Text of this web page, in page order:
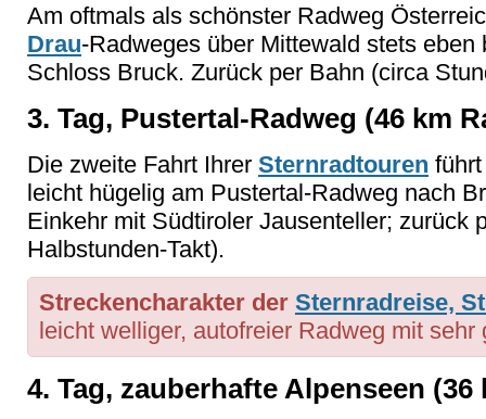
Am oftmals als schönster Radweg
Drau-Radweges über Mittewald stets
Schloss Bruck. Zurück per Bahn (circa
3. Tag, Pustertal-Radweg (46 km
Die zweite Fahrt Ihrer Sternradtouren
leicht hügelig am Pustertal-Radweg nach
Einkehr mit Südtiroler Jausenteller; zurück
Halbstunden-Takt).
Streckencharakter der Sternradreise,
leicht welliger, autofreier Radweg mit
4. Tag, zauberhafte Alpenseen (36